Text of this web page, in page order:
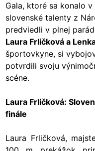
Gala, ktoré sa konalo
slovenské talenty z
predviedli v plnej
Laura Frličková a
športovkyne, si
potvrdili svoju
scéne.
Laura Frličková:
finále
Laura Frličková,